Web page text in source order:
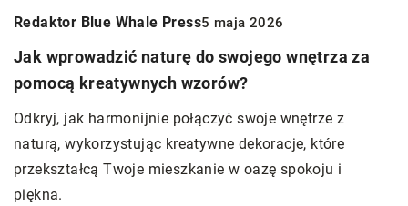
Redaktor Blue Whale Press5 maja 2026
Jak wprowadzić naturę do swojego wnętrza za
pomocą kreatywnych wzorów?
Odkryj, jak harmonijnie połączyć swoje wnętrze z
naturą, wykorzystując kreatywne dekoracje, które
przekształcą Twoje mieszkanie w oazę spokoju i
piękna.